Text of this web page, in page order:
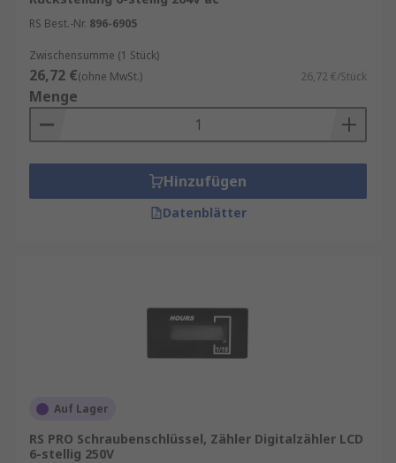
zur physischen Anzeige von Zählwerten.
Betriebsstundenzähler
Betriebszeit von Maschinen und Geräten,
um Wartungsintervalle zu optimieren.
RS Best.-Nr. 896-6905
Zwischensumme (1 Stück)
26,72 €(ohne MwSt.) 26,72 €/Stück
Menge
Hinzufügen
Datenblätter
Auf Lager
RS PRO Schraubenschlüssel, Zähler Digitalzähler LCD
6-stellig 250V